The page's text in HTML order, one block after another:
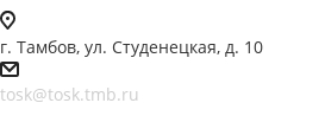
г. Тамбов, ул. Студенецкая, д. 10
tosk@tosk.tmb.ru